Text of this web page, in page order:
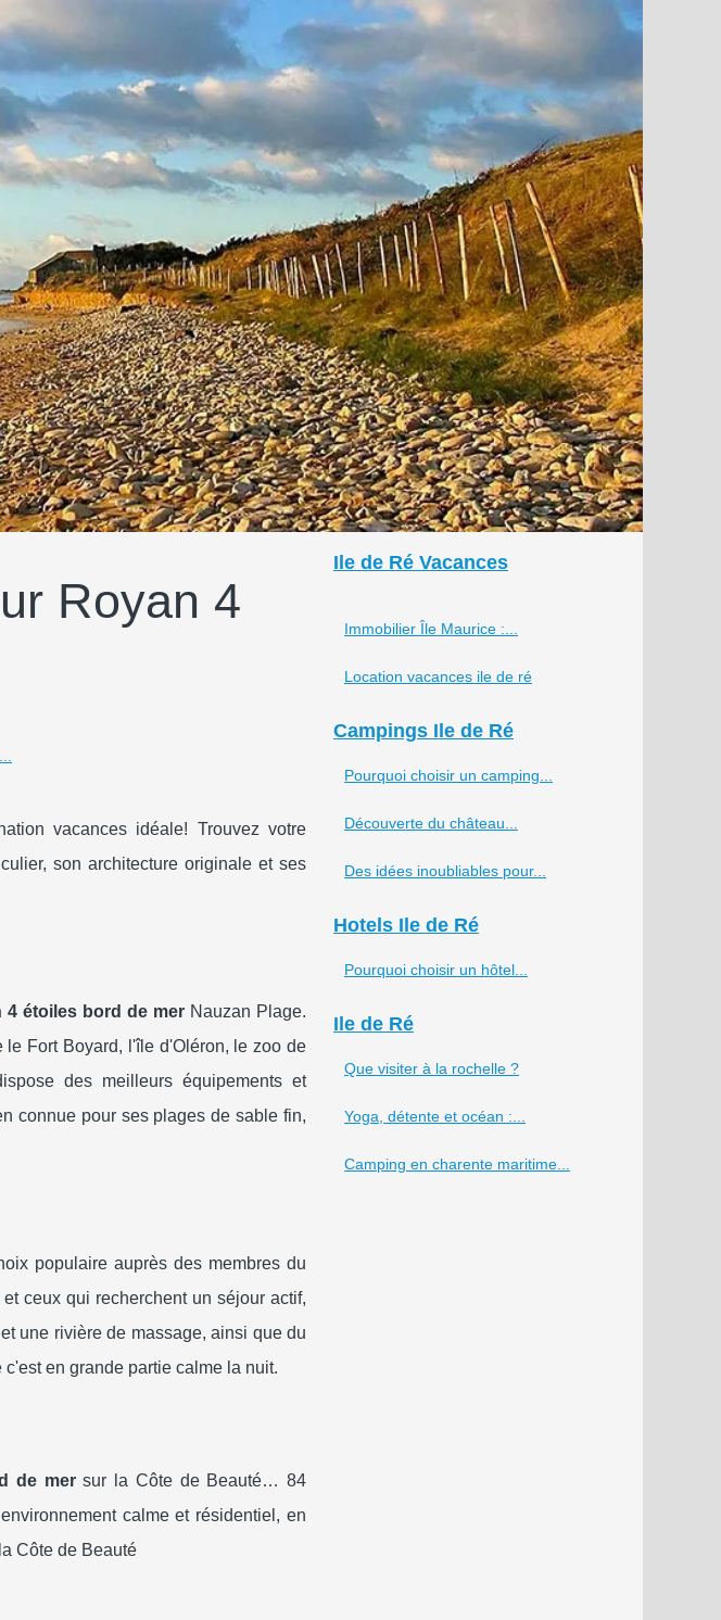
Royan 4
vacances idéale! Trouvez votre
son architecture originale et ses
4 étoiles bord de mer Nauzan Plage.
Fort Boyard, l'île d'Oléron, le zoo de
des meilleurs équipements et
connue pour ses plages de sable fin,
populaire auprès des membres du
ceux qui recherchent un séjour actif,
une rivière de massage, ainsi que du
en grande partie calme la nuit.
de mersur la Côte de Beauté… 84
calme et résidentiel, en
Côte de Beauté
Ile de Ré Vacances
Immobilier Île Maurice :...
Location vacances ile de ré
Campings Ile de Ré
Pourquoi choisir un camping...
Découverte du château...
Des idées inoubliables pour...
Hotels Ile de Ré
Pourquoi choisir un hôtel...
Ile de Ré
Que visiter à la rochelle ?
Yoga, détente et océan :...
Camping en charente maritime...